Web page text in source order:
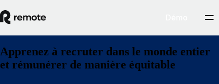
Apprenez à recruter dans le monde entier
et rémunérer de manière équitable